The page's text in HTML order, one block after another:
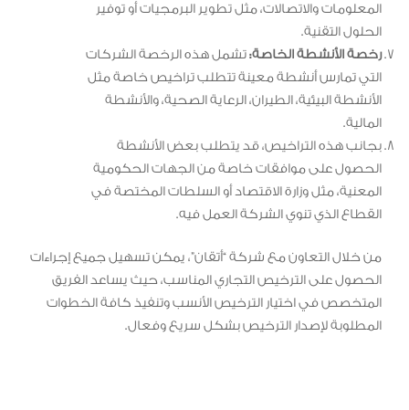
المعلومات والاتصالات، مثل تطوير البرمجيات أو توفير
الحلول التقنية.
رخصة الأنشطة الخاصة:تشمل هذه الرخصة الشركات
التي تمارس أنشطة معينة تتطلب تراخيص خاصة مثل
الأنشطة البيئية، الطيران، الرعاية الصحية، والأنشطة
المالية.
بجانب هذه التراخيص، قد يتطلب بعض الأنشطة
الحصول على موافقات خاصة من الجهات الحكومية
المعنية، مثل وزارة الاقتصاد أو السلطات المختصة في
القطاع الذي تنوي الشركة العمل فيه.
من خلال التعاون مع شركة “أتقان”، يمكن تسهيل جميع إجراءات
الحصول على الترخيص التجاري المناسب، حيث يساعد الفريق
المتخصص في اختيار الترخيص الأنسب وتنفيذ كافة الخطوات
المطلوبة لإصدار الترخيص بشكل سريع وفعال.